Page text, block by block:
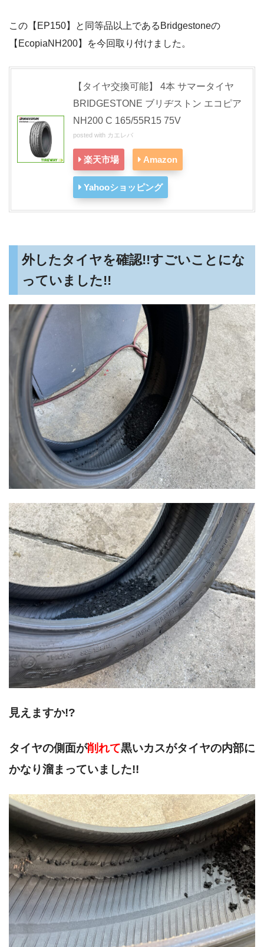
この【EP150】と同等品以上であるBridgestoneの
【EcopiaNH200】を今回取り付けました。
【タイヤ交換可能】 4本 サマータイヤ
BRIDGESTONE ブリヂストン エコピア
NH200 C 165/55R15 75V
posted with カエレバ
楽天市場 Amazon
Yahooショッピング
外したタイヤを確認!!すごいことにな
っていました!!
見えますか!?
タイヤの側面が削れて黒いカスがタイヤの内部に
かなり溜まっていました!!